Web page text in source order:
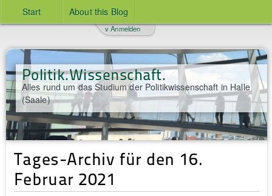
Start About this Blog
Politik.Wissenschaft.
Alles rund um das Studium der Politikwissenschaft in Halle
(Saale)
v Anmelden
Tages-Archiv für den 16.
Februar 2021